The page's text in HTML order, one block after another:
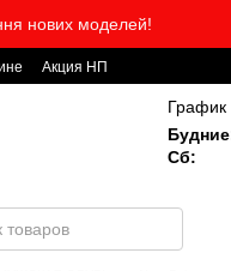
нових моделей!
Акция НП
График
Сб: